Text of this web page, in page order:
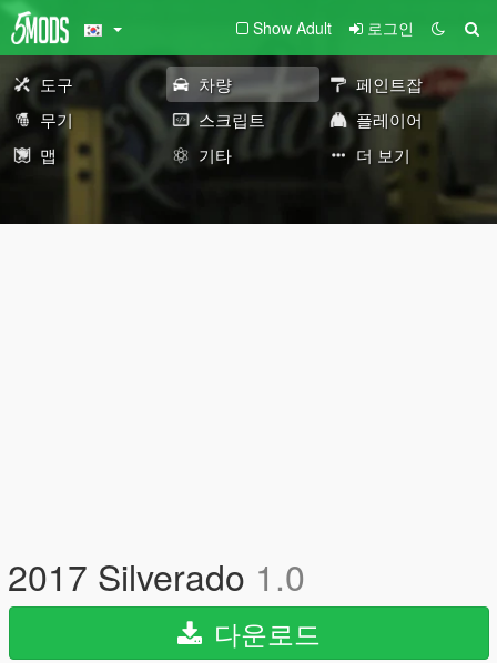
Show Adult 로그인
도구 차량
페인트잡
무기
스크립트
플레이어
맵
기타 더 보기
2017 Silverado 1.0
다운로드